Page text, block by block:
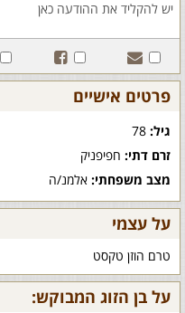
פרטים אישיים
גיל:
זרם דתי: חפיפניק
מצב משפחתי: אלמנ/ה
על עצמי
טרם הוזן טקסט
על בן הזוג המבוקש: